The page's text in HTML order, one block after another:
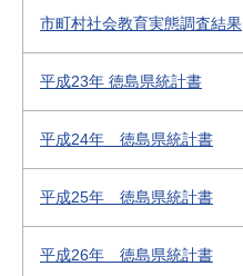
市町村社会教育実態調査結果
平成23年 徳島県統計書
平成24年 徳島県統計書
平成25年 徳島県統計書
平成26年 徳島県統計書